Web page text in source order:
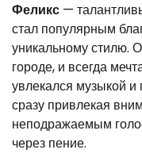
Феликс —
стал популярным
уникальному стилю.
городе, и всегда
увлекался музыкой
сразу привлекая
неподражаемым
через пение.